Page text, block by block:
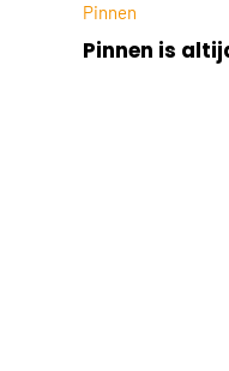
Pinnen
Pinnen is